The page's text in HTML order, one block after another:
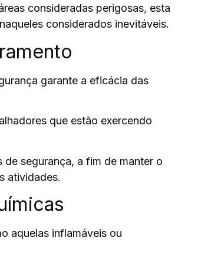
consideradas perigosas, esta
considerados inevitáveis.
garante a eficácia das
que estão exercendo
segurança, a fim de manter o
atividades.
aquelas inflamáveis ou